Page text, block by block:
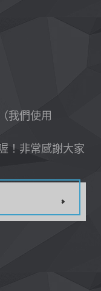
我們使用
！非常感謝大家